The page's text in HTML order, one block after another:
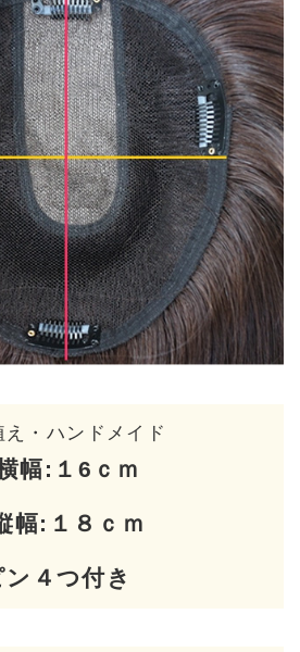
え・ハンドメイド
幅:１6ｃｍ
幅:１８ｃｍ
ン４つ付き